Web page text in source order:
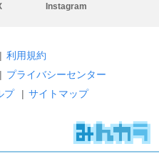
Instagram
| 利用規約
| プライバシーセンター
プ | サイトマップ